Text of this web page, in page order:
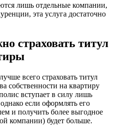
лишь отдельные компании,
эта услуга достаточно
страховать титул
всего страховать титул
собственности на квартиру
вступает в силу лишь
если оформлять его
и получить более выгодное
компании) будет больше.